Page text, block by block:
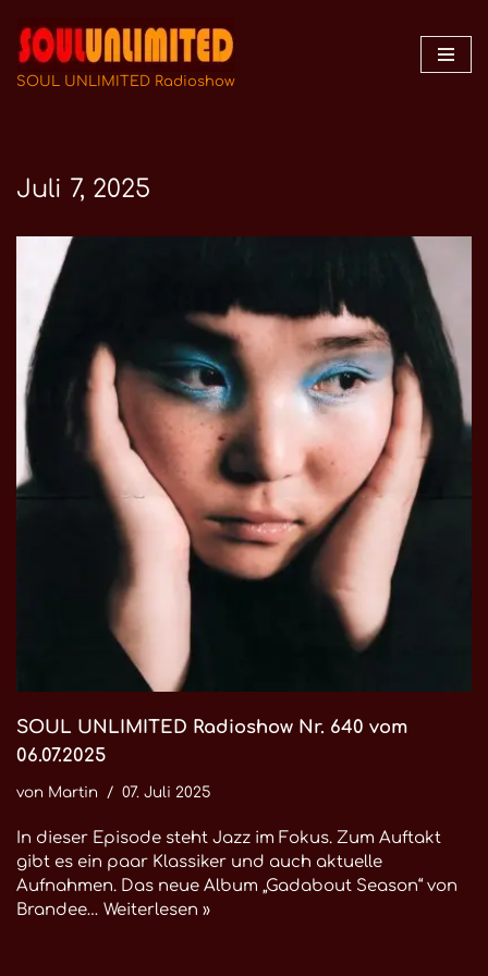
Zum
Inhalt
SOUL UNLIMITED Radioshow
Juli 7, 2025
SOUL UNLIMITED Radioshow Nr. 640 vom
06.07.2025
von Martin 07. Juli 2025
In dieser Episode steht Jazz im Fokus. Zum Auftakt
gibt es ein paar Klassiker und auch aktuelle
Aufnahmen. Das neue Album „Gadabout Season“ von
Brandee… Weiterlesen »